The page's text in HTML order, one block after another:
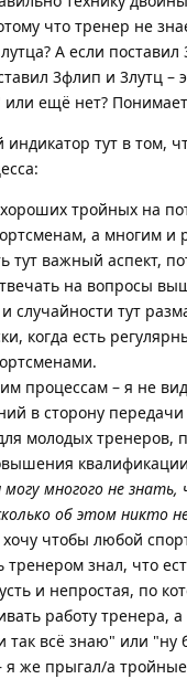
что тренер не
А если поставил
3флип и 3лутц –
или ещё нет?
тут в том,
тройных на
а многим и
тут важный аспект,
на вопросы
случайности тут
когда есть
процессам – я не
в сторону
молодых тренеров,
могу многого не
об этом никто
хочу чтобы любой
тренером знал, что
и непростая, по
работу тренера,
так всё знаю" или "ну
я же прыгал/а